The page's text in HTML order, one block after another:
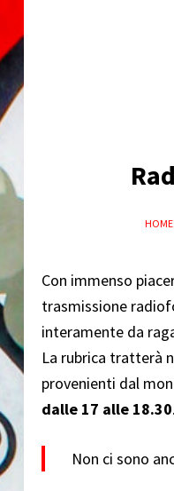
HOME
Con immenso
trasmissione
interamente da
La rubrica tratterà
provenienti dal
dalle 17 alle 18.30.
Non ci sono